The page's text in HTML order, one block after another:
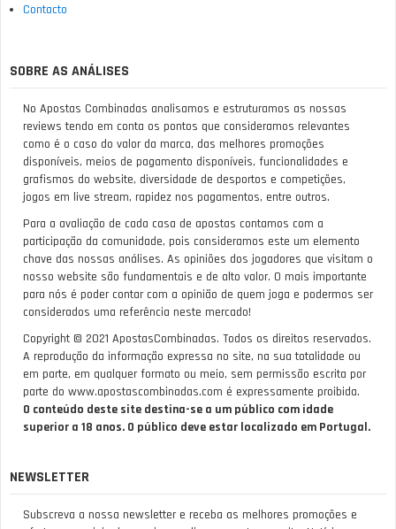
Contacto
SOBRE AS ANÁLISES
No Apostas Combinadas analisamos e estruturamos as nossas
reviews tendo em conta os pontos que consideramos relevantes
como é o caso do valor da marca, das melhores promoções
disponíveis, meios de pagamento disponíveis, funcionalidades e
grafismos do website, diversidade de desportos e competições,
jogos em live stream, rapidez nos pagamentos, entre outros.
Para a avaliação de cada casa de apostas contamos com a
participação da comunidade, pois consideramos este um elemento
chave das nossas análises. As opiniões dos jogadores que visitam o
nosso website são fundamentais e de alto valor. O mais importante
para nós é poder contar com a opinião de quem joga e podermos ser
considerados uma referência neste mercado!
Copyright © 2021 ApostasCombinadas. Todos os direitos reservados.
A reprodução da informação expressa no site, na sua totalidade ou
em parte, em qualquer formato ou meio, sem permissão escrita por
parte do www.apostascombinadas.com é expressamente proibida.
O conteúdo deste site destina-se a um público com idade
superior a 18 anos. O público deve estar localizado em Portugal.
NEWSLETTER
Subscreva a nossa newsletter e receba as melhores promoções e